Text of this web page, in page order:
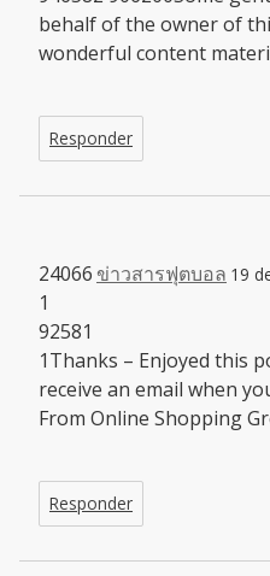
behalf of the owner of
wonderful content
Responder
ข่าวสารฟุตบอล 19
24066
1
92581
1Thanks – Enjoyed this
receive an email when
From Online Shopping
Responder